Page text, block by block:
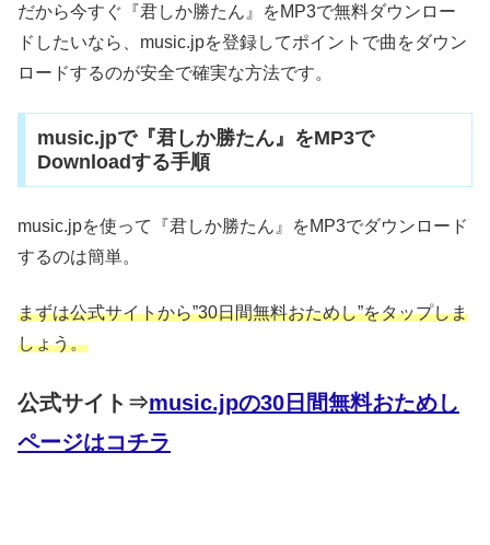
だから今すぐ『君しか勝たん』をMP3で無料ダウンロー
ドしたいなら、music.jpを登録してポイントで曲をダウン
ロードするのが安全で確実な方法です。
music.jpで『君しか勝たん』をMP3で
Downloadする手順
music.jpを使って『君しか勝たん』をMP3でダウンロード
するのは簡単。
まずは公式サイトから”30日間無料おためし”をタップしま
しょう。
公式サイト⇒music.jpの30日間無料おためし
ページはコチラ